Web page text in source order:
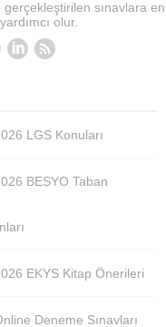
sınavlara en
olur.
LGS Konuları
BESYO Taban
EKYS Kitap Önerileri
Deneme Sınavları